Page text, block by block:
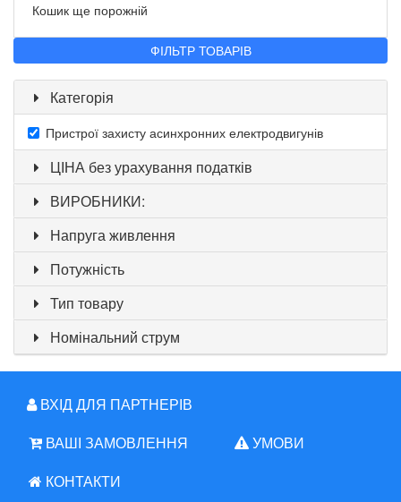
Кошик ще порожній
ФІЛЬТР ТОВАРІВ
Категорія
Пристрої захисту асинхронних електродвигунів
ЦІНА без урахування податків
ВИРОБНИКИ:
Напруга живлення
Потужність
Тип товару
Номінальний струм
ВХІД ДЛЯ ПАРТНЕРІВ
ВАШІ ЗАМОВЛЕННЯ
УМОВИ
КОНТАКТИ